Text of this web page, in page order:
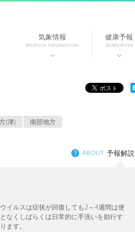
気象情報
Weather Information

健康予報
BioWeather

(津) 南部地方
？ About 予報解説
イルスは症状が回復しても2～4週間は便
なくしばらくは日常的に手洗いを励行す
ます。